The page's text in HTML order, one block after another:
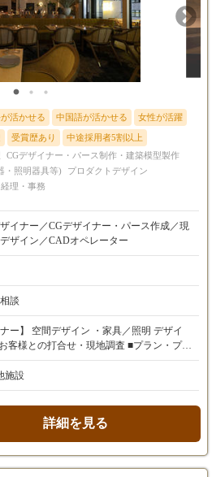
活かせる 中国語が活かせる 女性が活躍
受賞歴あり
中途採用者5割以上
CGデザイナー・パース制作・建築模型製作
・照明器具等)
プロダクトデザイン
理・事務
イナー／CGデザイナー・パース作成／現
ザイン／CADオペレーター
談
ー】 空間デザイン ・家具／照明 デザイ
の打合せ・現地調査 ■プラン・プレ
計・コスト調整・施工会社打合せ ■設計
ルアップしながら自分の能力を発揮できる
用CGパースを制作してくださるパーサー
現場納品及び製作管理が主となります。簡
施設
詳細を見る